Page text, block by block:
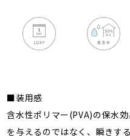
■装用感
含水性ポリマー(PVA)の保水
を与えるのではなく、瞬きす